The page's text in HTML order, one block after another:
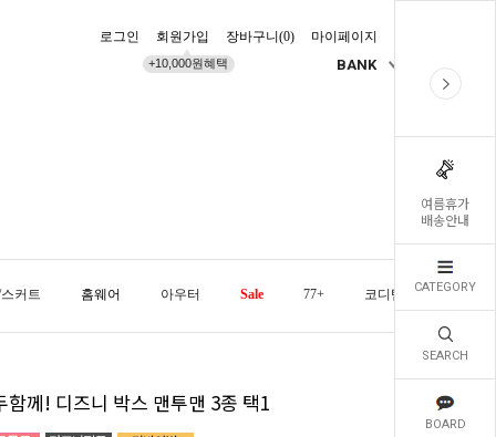
여름휴가
배송안내
CATEGORY
SEARCH
BOARD
로그인 회원가입
+10,000원혜택
장바구니(0) 마이페이지
BANK
커트 홈웨어 아우터 Sale 77+ 코디템 오늘발송
함께! 디즈니 박스 맨투맨 3종 택1